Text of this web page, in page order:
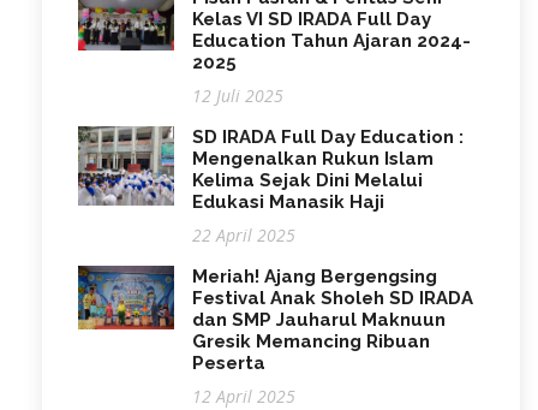
Kelas VI SD IRADA Full Day
Education Tahun Ajaran 2024-
2025
12 Juli 2025
SD IRADA Full Day Education :
Mengenalkan Rukun Islam
Kelima Sejak Dini Melalui
Edukasi Manasik Haji
22 April 2025
Meriah! Ajang Bergengsing
Festival Anak Sholeh SD IRADA
dan SMP Jauharul Maknuun
Gresik Memancing Ribuan
Peserta
12 April 2025